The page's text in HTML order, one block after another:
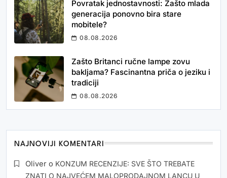
Povratak jednostavnosti: Zašto mlada
generacija ponovno bira stare
mobitele?
08.08.2026
Zašto Britanci ručne lampe zovu
bakljama? Fascinantna priča o jeziku i
tradiciji
08.08.2026
NAJNOVIJI KOMENTARI
Oliver o KONZUM RECENZIJE: SVE ŠTO TREBATE
ZNATI O NAJVEĆEM MALOPRODAJNOM LANCU U